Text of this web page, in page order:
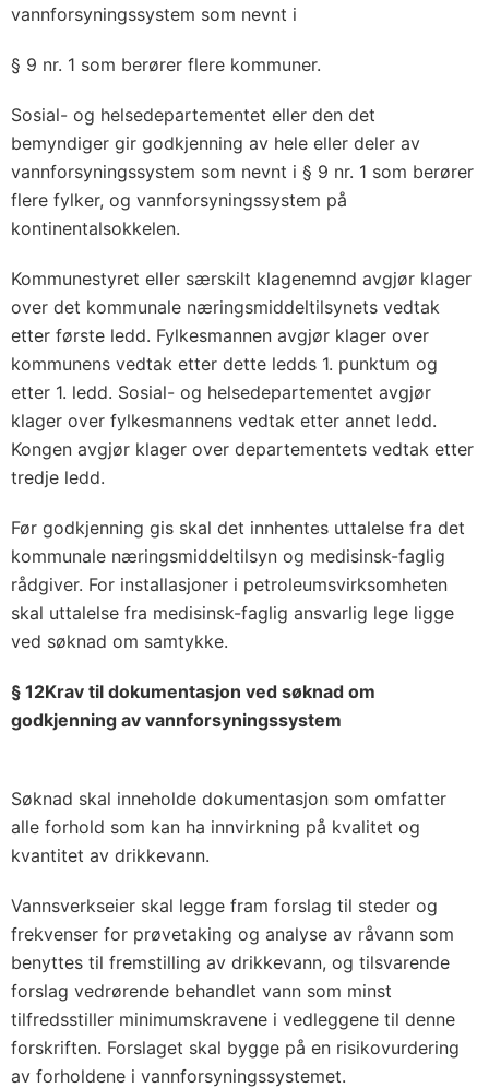
vannforsyningssystem som nevnt i
§ 9 nr. 1 som berører flere kommuner.
Sosial- og helsedepartementet eller den det
bemyndiger gir godkjenning av hele eller deler av
vannforsyningssystem som nevnt i § 9 nr. 1 som berører
flere fylker, og vannforsyningssystem på
kontinentalsokkelen.
Kommunestyret eller særskilt klagenemnd avgjør klager
over det kommunale næringsmiddeltilsynets vedtak
etter første ledd. Fylkesmannen avgjør klager over
kommunens vedtak etter dette ledds 1. punktum og
etter 1. ledd. Sosial- og helsedepartementet avgjør
klager over fylkesmannens vedtak etter annet ledd.
Kongen avgjør klager over departementets vedtak etter
tredje ledd.
Før godkjenning gis skal det innhentes uttalelse fra det
kommunale næringsmiddeltilsyn og medisinsk-faglig
rådgiver. For installasjoner i petroleumsvirksomheten
skal uttalelse fra medisinsk-faglig ansvarlig lege ligge
ved søknad om samtykke.
§ 12Krav til dokumentasjon ved søknad om
godkjenning av vannforsyningssystem
Søknad skal inneholde dokumentasjon som omfatter
alle forhold som kan ha innvirkning på kvalitet og
kvantitet av drikkevann.
Vannsverkseier skal legge fram forslag til steder og
frekvenser for prøvetaking og analyse av råvann som
benyttes til fremstilling av drikkevann, og tilsvarende
forslag vedrørende behandlet vann som minst
tilfredsstiller minimumskravene i vedleggene til denne
forskriften. Forslaget skal bygge på en risikovurdering
av forholdene i vannforsyningssystemet.